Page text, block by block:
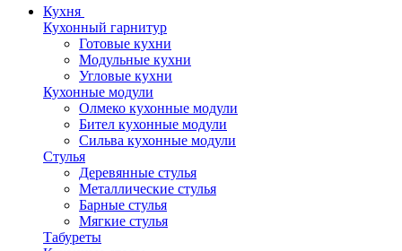
Кухня
Кухонный гарнитур
Готовые кухни
Модульные кухни
Угловые кухни
Кухонные модули
Олмеко кухонные модули
Бител кухонные модули
Сильва кухонные модули
Стулья
Деревянные стулья
Металлические стулья
Барные стулья
Мягкие стулья
Табуреты